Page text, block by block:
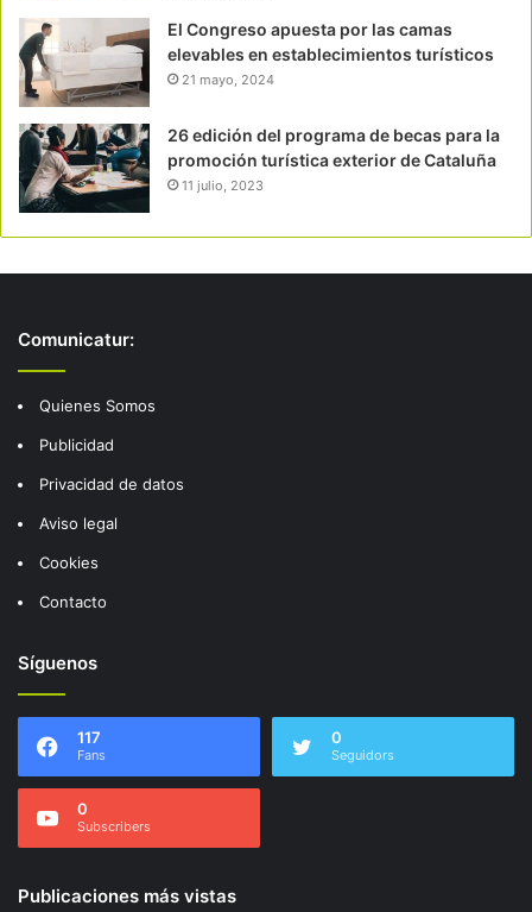
El Congreso apuesta por las camas
elevables en establecimientos turísticos
21 mayo, 2024
26 edición del programa de becas para la
promoción turística exterior de Cataluña
11 julio, 2023
Comunicatur:
Quienes Somos
Publicidad
Privacidad de datos
Aviso legal
Cookies
Contacto
Síguenos
117
Fans
0
Seguidors
0
Subscribers
Publicaciones más vistas